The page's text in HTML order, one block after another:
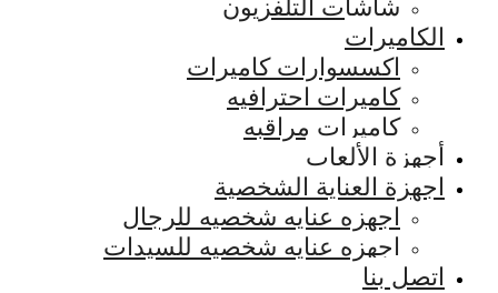
شاشات التلفزيون
الكاميرات
اكسسوارات كاميرات
كاميرات احترافيه
كاميرات مراقبه
أجهزة الألعاب
اجهزة العناية الشخصية
اجهزه عنايه شخصيه للرجال
اجهزه عنايه شخصيه للسيدات
اتصل بنا